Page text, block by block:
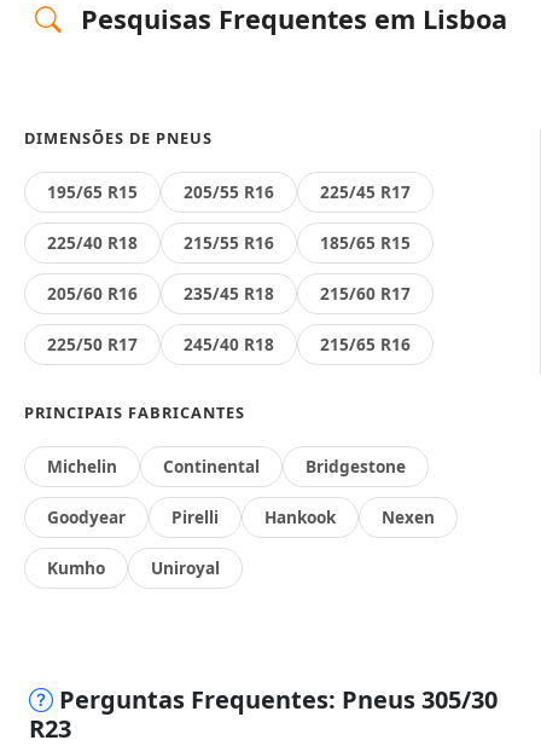
Pesquisas Frequentes em Lisboa
DIMENSÕES DE PNEUS
195/65 R15 205/55 R16 225/45 R17
225/40 R18 215/55 R16 185/65 R15
205/60 R16 235/45 R18 215/60 R17
225/50 R17 245/40 R18 215/65 R16
PRINCIPAIS FABRICANTES
Michelin Continental Bridgestone
Goodyear Pirelli Hankook Nexen
Kumho Uniroyal
Perguntas Frequentes: Pneus 305/30
R23